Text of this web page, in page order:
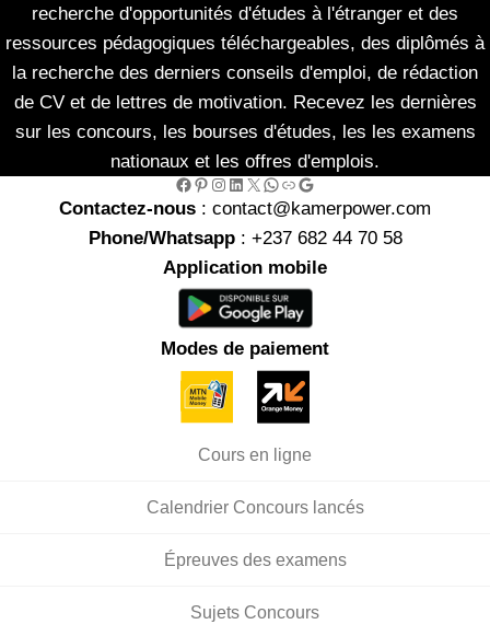
recherche d'opportunités d'études à l'étranger et des
ressources pédagogiques téléchargeables, des diplômés à
la recherche des derniers conseils d'emploi, de rédaction
de CV et de lettres de motivation. Recevez les dernières
sur les concours, les bourses d'études, les les examens
nationaux et les offres d'emplois.
Facebook Pinterest InstagramLinkedIn X WhatsApp Link Google
Contactez-nous : contact@kamerpower.com
Phone/Whatsapp: +237 682 44 70 58
Application mobile
Modes de paiement
Cours en ligne
Calendrier Concours lancés
Épreuves des examens
Sujets Concours